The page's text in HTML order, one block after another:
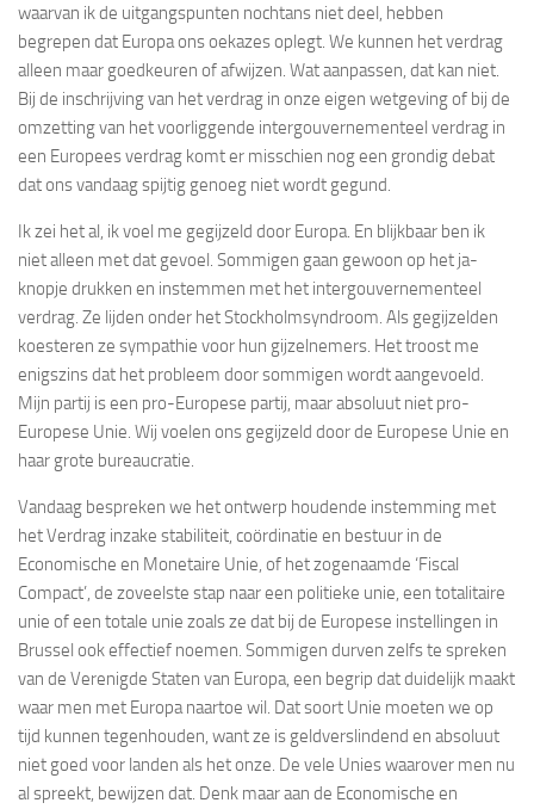
waarvan ik de uitgangspunten nochtans niet deel, hebben
begrepen dat Europa ons oekazes oplegt. We kunnen het verdrag
alleen maar goedkeuren of afwijzen. Wat aanpassen, dat kan niet.
Bij de inschrijving van het verdrag in onze eigen wetgeving of bij de
omzetting van het voorliggende intergouvernementeel verdrag in
een Europees verdrag komt er misschien nog een grondig debat
dat ons vandaag spijtig genoeg niet wordt gegund.
Ik zei het al, ik voel me gegijzeld door Europa. En blijkbaar ben ik
niet alleen met dat gevoel. Sommigen gaan gewoon op het ja-
knopje drukken en instemmen met het intergouvernementeel
verdrag. Ze lijden onder het Stockholmsyndroom. Als gegijzelden
koesteren ze sympathie voor hun gijzelnemers. Het troost me
enigszins dat het probleem door sommigen wordt aangevoeld.
Mijn partij is een pro-Europese partij, maar absoluut niet pro-
Europese Unie. Wij voelen ons gegijzeld door de Europese Unie en
haar grote bureaucratie.
Vandaag bespreken we het ontwerp houdende instemming met
het Verdrag inzake stabiliteit, coördinatie en bestuur in de
Economische en Monetaire Unie, of het zogenaamde ‘Fiscal
Compact’, de zoveelste stap naar een politieke unie, een totalitaire
unie of een totale unie zoals ze dat bij de Europese instellingen in
Brussel ook effectief noemen. Sommigen durven zelfs te spreken
van de Verenigde Staten van Europa, een begrip dat duidelijk maakt
waar men met Europa naartoe wil. Dat soort Unie moeten we op
tijd kunnen tegenhouden, want ze is geldverslindend en absoluut
niet goed voor landen als het onze. De vele Unies waarover men nu
al spreekt, bewijzen dat. Denk maar aan de Economische en